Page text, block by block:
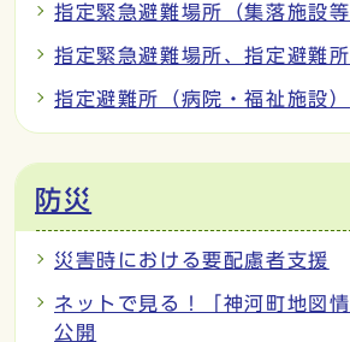
指定緊急避難場所（集落施設等
指定緊急避難場所、指定避難所
指定避難所（病院・福祉施設）
防災
災害時における要配慮者支援
ネットで見る！「神河町地図情
公開